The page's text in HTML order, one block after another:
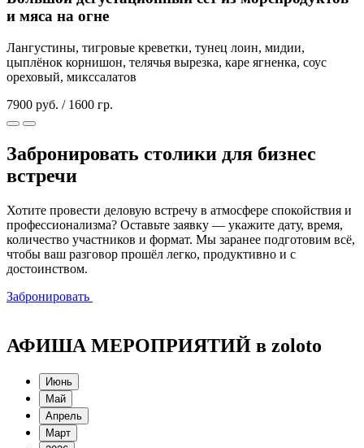
и мяса на огне
Лангустины, тигровые креветки, тунец лоин, мидии,
цыплёнок корнишон, телячья вырезка, каре ягненка, соус
ореховый, микссалатов
7900 руб. / 1600 гр.
Забронировать столики для бизнес
встречи
Хотите провести деловую встречу в атмосфере спокойствия и
профессионализма? Оставьте заявку — укажите дату, время,
количество участников и формат. Мы заранее подготовим всё,
чтобы ваш разговор прошёл легко, продуктивно и с
достоинством.
Забронировать
АФИША МЕРОПРИЯТИЙ в zoloto
Июнь
Май
Апрель
Март